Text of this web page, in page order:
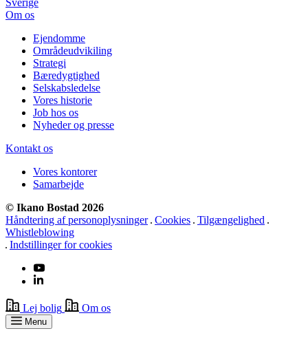
Om os
Ejendomme
Områdeudvikiling
Strategi
Bæredygtighed
Selskabsledelse
Vores historie
Job hos os
Nyheder og presse
Kontakt os
Vores kontorer
Samarbejde
© Ikano Bostad 2026
Håndtering af personoplysninger Cookies Tilgængelighed
Whistleblowing
Indstillinger for cookies
Lej bolig Om os
Menu